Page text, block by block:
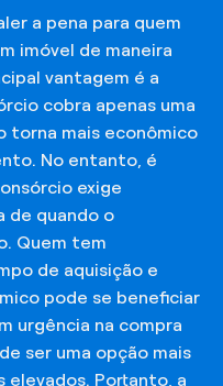
a pena para quem
imóvel de maneira
vantagem é a
cobra apenas uma
torna mais econômico
No entanto, é
exige
de quando o
Quem tem
de aquisição e
pode se beneficiar
urgência na compra
ser uma opção mais
elevados. Portanto, a